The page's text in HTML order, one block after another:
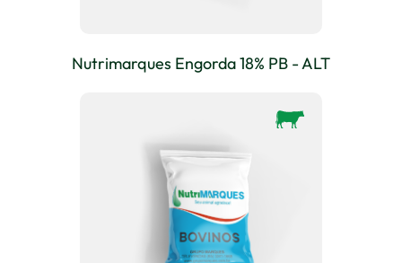
Nutrimarques Engorda 18% PB - ALT